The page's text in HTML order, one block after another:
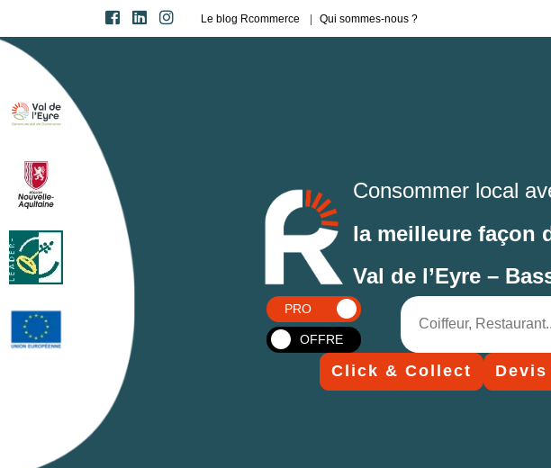
Le blog Rcommerce Qui sommes-nous ?
Consommer local
la meilleure façon
Val de l’Eyre –
PRO
OFFRE
Click & Collect